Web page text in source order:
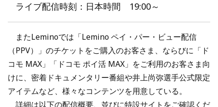
ライブ配信時刻：日本時間 19:00～
またLeminoでは「Lemino ペイ・パー・ビュー配信
（PPV）」のチケットをご購入のお客さま、ならびに「ド
コモ MAX」「ドコモ ポイ活 MAX」をご利用のお客さま向
けに、密着ドキュメンタリー番組や井上尚弥選手公式限定
アイテムなど、様々なコンテンツを用意している。
詳細は以下の配信概要、並びに特設サイトをご確認くだ